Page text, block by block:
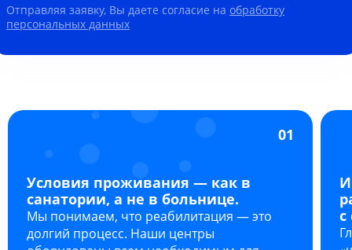
Отправляя заявку, Вы даете согласие на обработку
персональных данных
01
Условия проживания — как в
санатории, а не в больнице.
Мы понимаем, что реабилитация — это
долгий процесс. Наши центры